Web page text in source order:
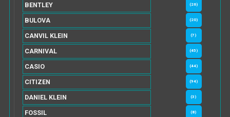
BENTLEY (26)
BULOVA (20)
CANVIL KLEIN (7)
CARNIVAL (45)
CASIO (44)
CITIZEN (94)
DANIEL KLEIN (3)
FOSSIL (8)